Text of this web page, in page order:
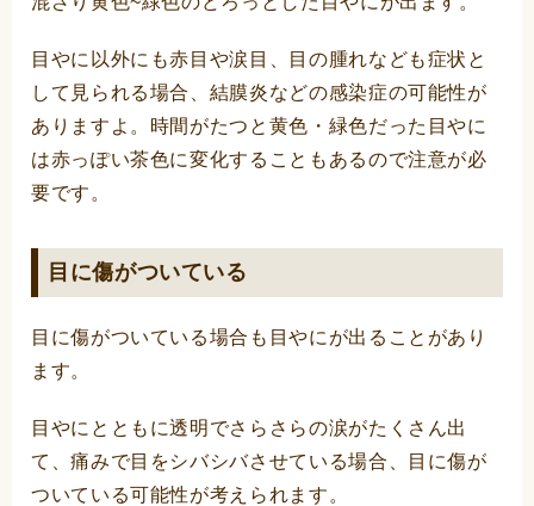
目やに以外にも赤目や涙目、目の腫れなども症状と
して見られる場合、結膜炎などの感染症の可能性が
ありますよ。時間がたつと黄色・緑色だった目やに
は赤っぽい茶色に変化することもあるので注意が必
要です。
目に傷がついている
目に傷がついている場合も目やにが出ることがあり
ます。
目やにとともに透明でさらさらの涙がたくさん出
て、痛みで目をシバシバさせている場合、目に傷が
ついている可能性が考えられます。